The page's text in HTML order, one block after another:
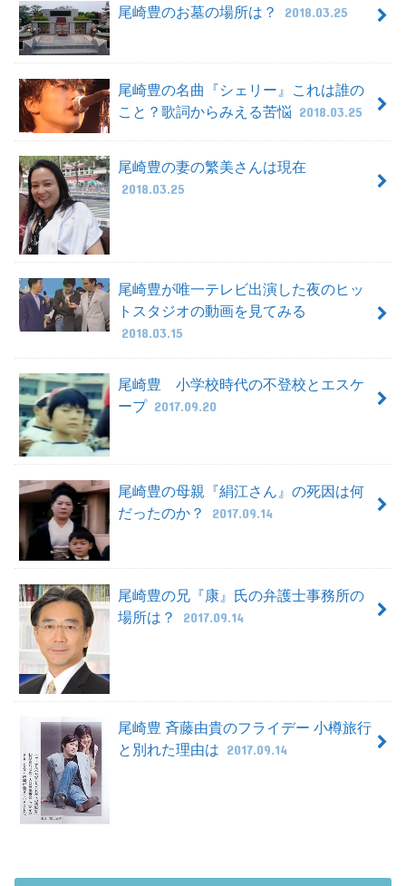
尾崎豊のお墓の場所は？ 2018.03.25
尾崎豊の名曲『シェリー』これは誰の
こと？歌詞からみえる苦悩 2018.03.25
尾崎豊の妻の繁美さんは現在
2018.03.25
尾崎豊が唯一テレビ出演した夜のヒッ
トスタジオの動画を見てみる
2018.03.15
尾崎豊 小学校時代の不登校とエスケ
ープ 2017.09.20
尾崎豊の母親『絹江さん』の死因は何
だったのか？
2017.09.14
尾崎豊の兄『康』氏の弁護士事務所の
場所は？
2017.09.14
尾崎豊 斉藤由貴のフライデー 小樽旅行
と別れた理由は 2017.09.14